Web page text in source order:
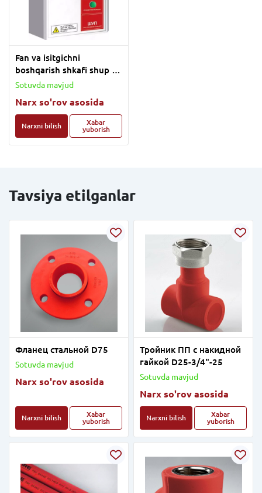
Fan va isitgichni
boshqarish shkafi shup - 3
isp 2K
Sotuvda mavjud
Narx so'rov asosida
Narxni bilish
Xabar
yuborish
Tavsiya etilganlar
Фланец стальной D75
Sotuvda mavjud
Narx so'rov asosida
Narxni bilish
Xabar
yuborish
Тройник ПП с накидной
гайкой D25-3/4"-25
Sotuvda mavjud
Narx so'rov asosida
Narxni bilish
Xabar
yuborish